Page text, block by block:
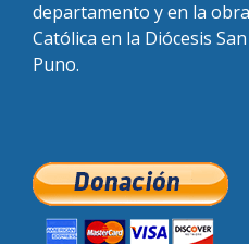
departamento y en la
Católica en la Diócesis
Puno.